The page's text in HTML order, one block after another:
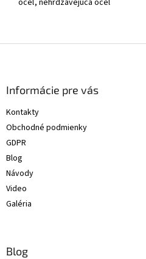
oceľ, nehrdzavejúca oceľ
Informácie pre vás
Kontakty
Obchodné podmienky
GDPR
Blog
Návody
Video
Galéria
Blog